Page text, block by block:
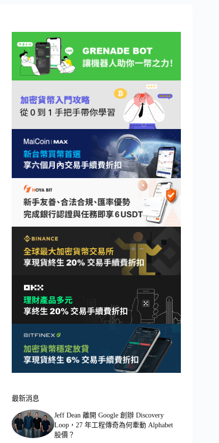
最新消息
Jeff Dean 離開 Google 創辦 Discovery
Loop，27 年工程傳奇為何牽動 Alphabet
股價？